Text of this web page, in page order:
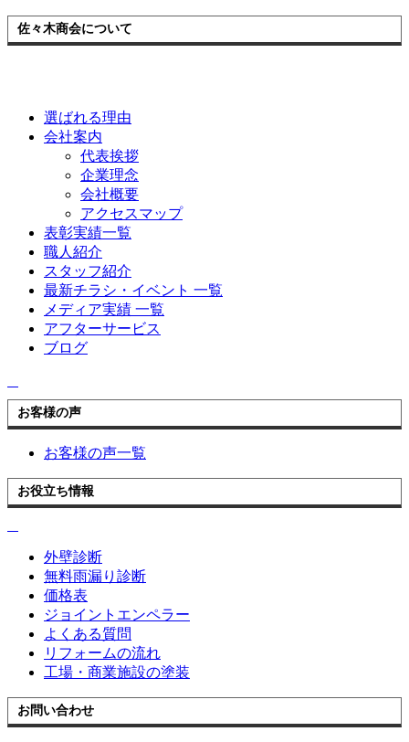
佐々木商会について
選ばれる理由
会社案内
代表挨拶
企業理念
会社概要
アクセスマップ
表彰実績一覧
職人紹介
スタッフ紹介
最新チラシ・イベント 一覧
メディア実績 一覧
アフターサービス
ブログ
お客様の声
お客様の声一覧
お役立ち情報
外壁診断
無料雨漏り診断
価格表
ジョイントエンペラー
よくある質問
リフォームの流れ
工場・商業施設の塗装
お問い合わせ